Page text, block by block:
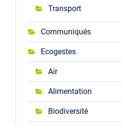
Transport
Communiqués
Ecogestes
Air
Alimentation
Biodiversité